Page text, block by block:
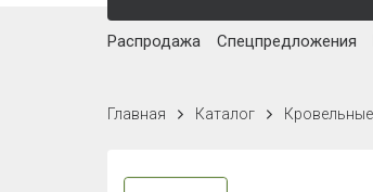
Распродажа Спецпредложения
Главная Каталог